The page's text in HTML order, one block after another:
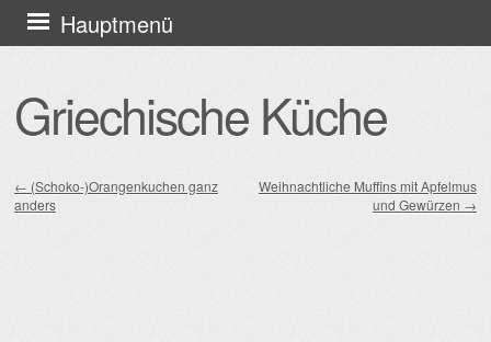
Griechische Küche
Hauptmenü
Zum
Inhalt
Beitragsnavigation
← (Schoko-)Orangenkuchen ganz
anders
Weihnachtliche Muffins mit Apfelmus
und Gewürzen →